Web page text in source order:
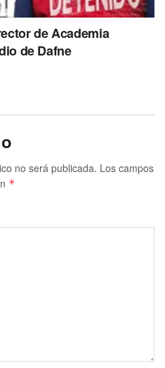
de Academia
de Dafne
no será publicada. Los campos
*